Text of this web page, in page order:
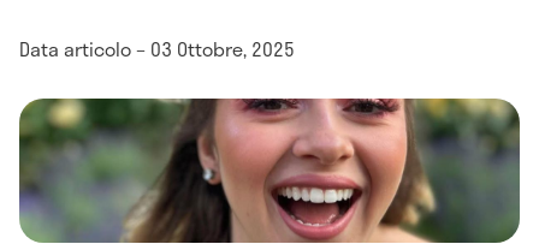
Data articolo – 03 Ottobre, 2025